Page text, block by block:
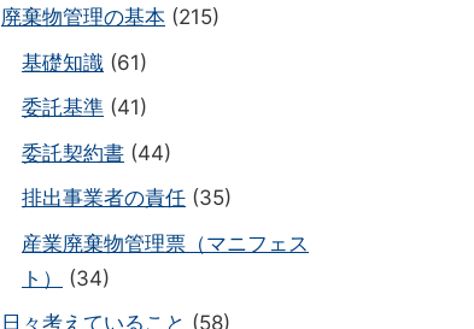
廃棄物管理の基本 (215)
基礎知識 (61)
委託基準 (41)
委託契約書 (44)
排出事業者の責任 (35)
産業廃棄物管理票（マニフェス
ト）
(34)
日々考えていること (58)